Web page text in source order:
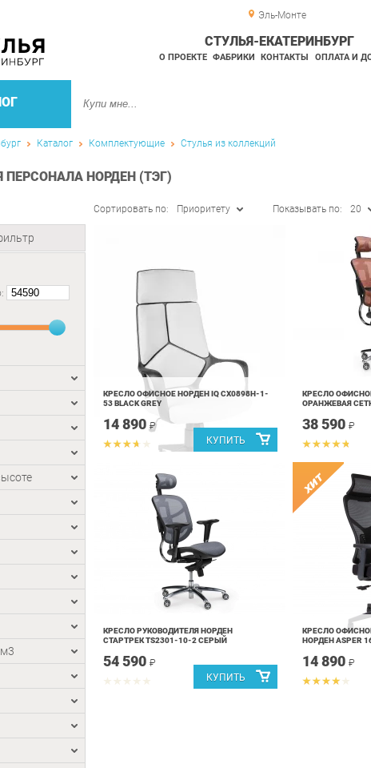
Эль-Монте
СТУЛЬЯ-ЕКАТЕРИНБУРГ
О ПРОЕКТЕ ФАБРИКИ КОНТАКТЫ ОПЛАТА И
Каталог Комплектующие Стулья из коллекций
ПЕРСОНАЛА НОРДЕН (ТЭГ)
Сортировать по: Приоритету Показывать по: 20
КРЕСЛО ОФИСНОЕ НОРДЕН IQ CX0898H-1-
53 BLACK GREY
14 890 ₽
КРЕСЛО
ОРАНЖЕВАЯ
38 590 ₽
КРЕСЛО РУКОВОДИТЕЛЯ НОРДЕН
СТАРТРЕК TS2301-10-2 СЕРЫЙ
54 590 ₽
КРЕСЛО
НОРДЕН ASPER
14 890 ₽